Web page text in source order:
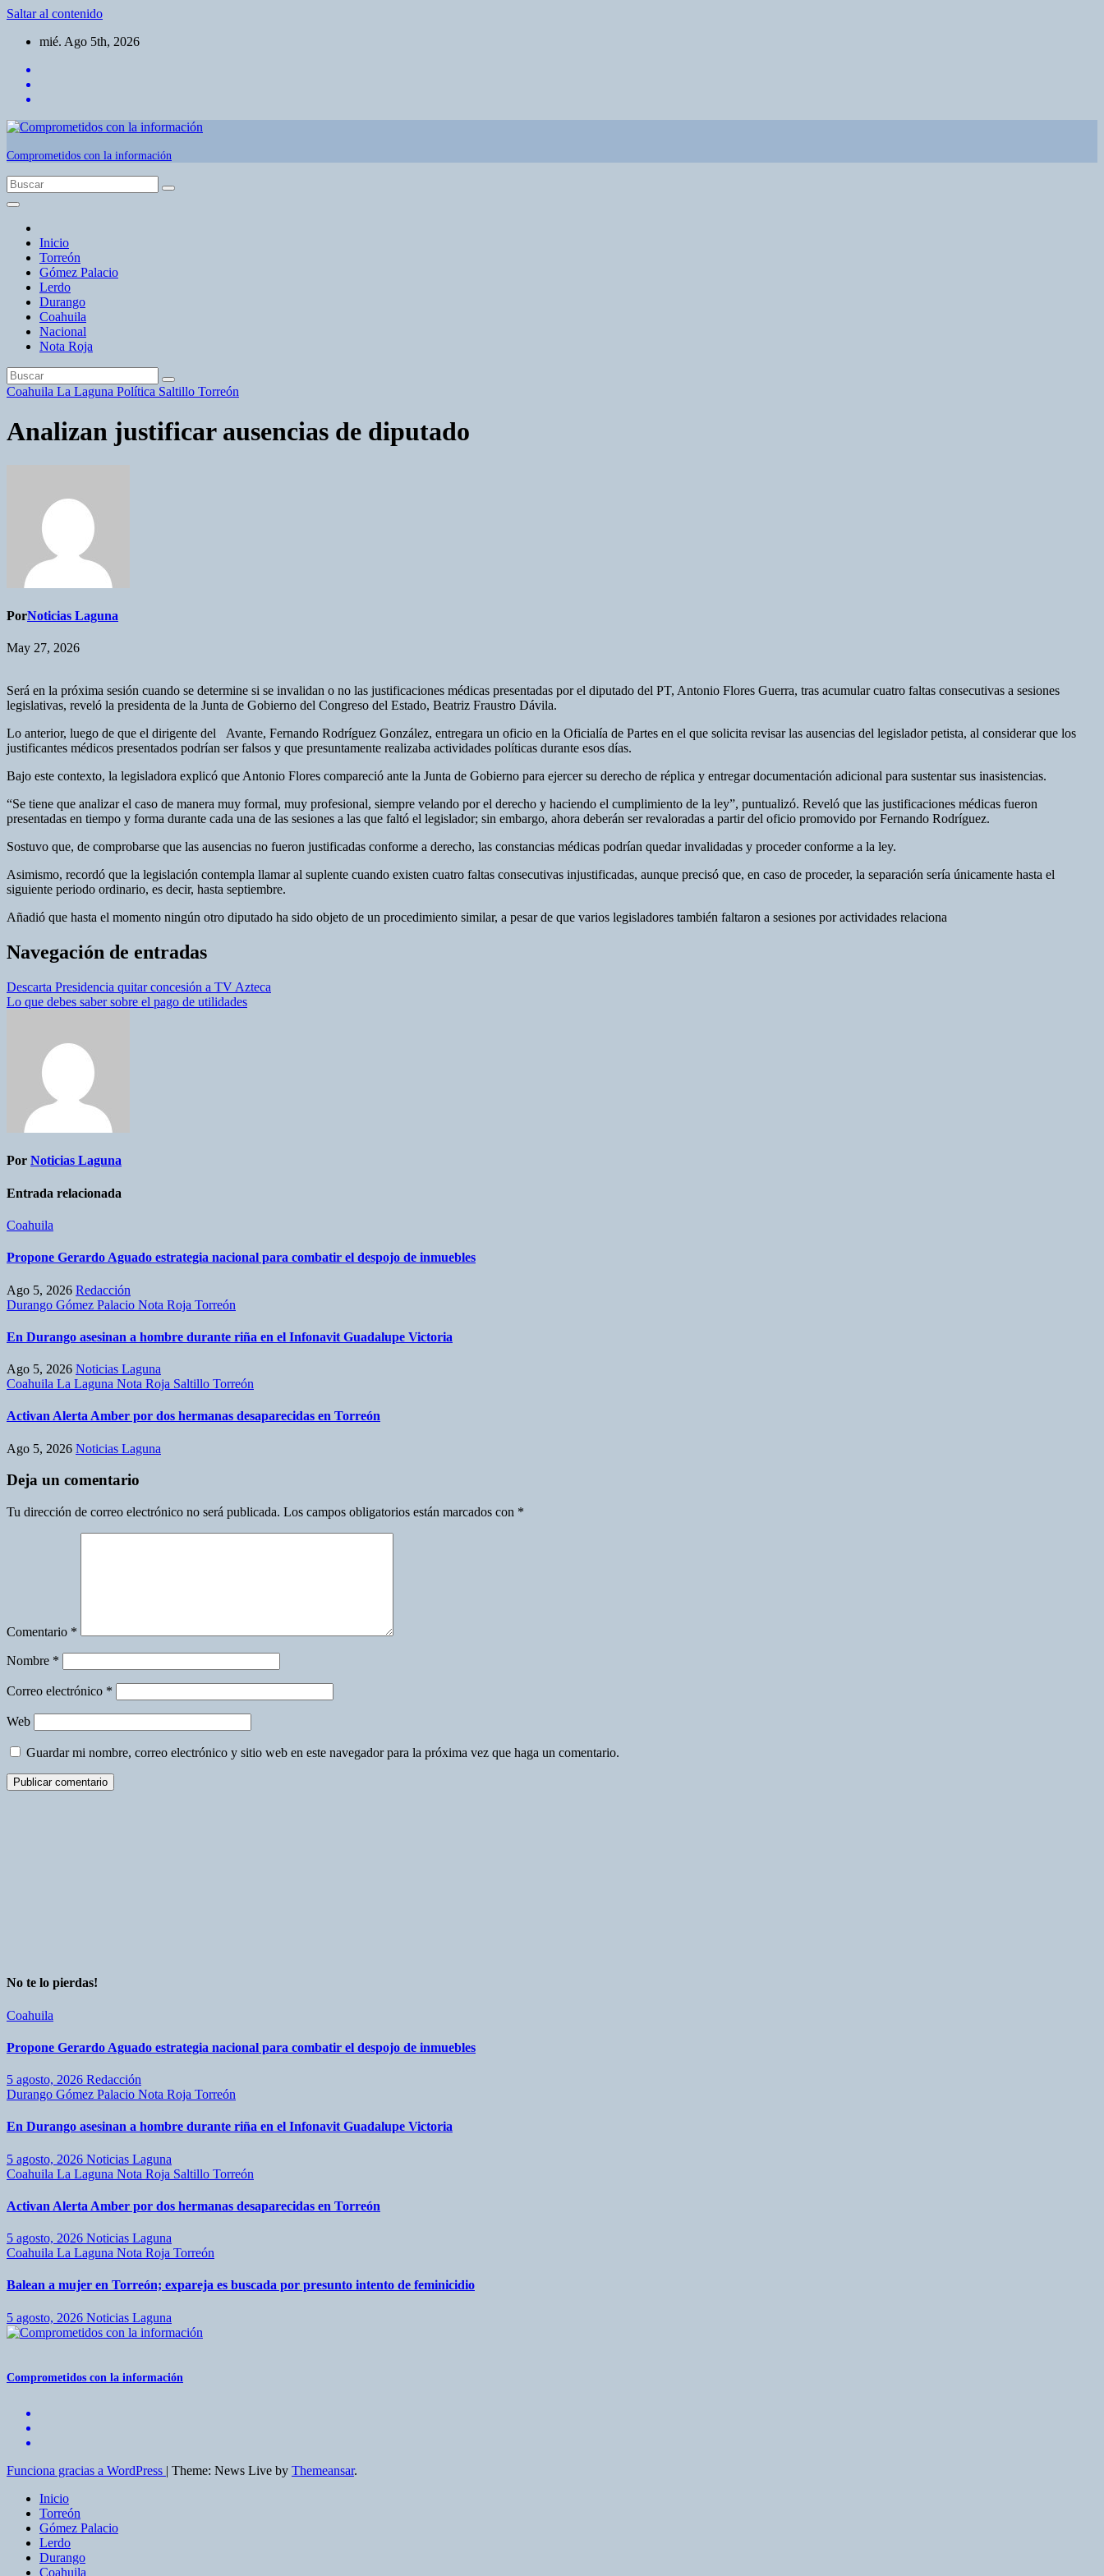
Saltar al contenido
mié. Ago 5th, 2026
Comprometidos con la información
Inicio
Torreón
Gómez Palacio
Lerdo
Durango
Coahuila
Nacional
Nota Roja
Coahuila La Laguna Política Saltillo Torreón
Analizan justificar ausencias de diputado
PorNoticias Laguna
May 27, 2026
Será en la próxima sesión cuando se determine si se invalidan o no las justificaciones médicas presentadas por el diputado del PT, Antonio Flores Guerra, tras acumular cuatro faltas consecutivas a sesiones
legislativas, reveló la presidenta de la Junta de Gobierno del Congreso del Estado, Beatriz Fraustro Dávila.
Lo anterior, luego de que el dirigente del Avante, Fernando Rodríguez González, entregara un oficio en la Oficialía de Partes en el que solicita revisar las ausencias del legislador petista, al considerar que los
justificantes médicos presentados podrían ser falsos y que presuntamente realizaba actividades políticas durante esos días.
Bajo este contexto, la legisladora explicó que Antonio Flores compareció ante la Junta de Gobierno para ejercer su derecho de réplica y entregar documentación adicional para sustentar sus inasistencias.
“Se tiene que analizar el caso de manera muy formal, muy profesional, siempre velando por el derecho y haciendo el cumplimiento de la ley”, puntualizó. Reveló que las justificaciones médicas fueron
presentadas en tiempo y forma durante cada una de las sesiones a las que faltó el legislador; sin embargo, ahora deberán ser revaloradas a partir del oficio promovido por Fernando Rodríguez.
Sostuvo que, de comprobarse que las ausencias no fueron justificadas conforme a derecho, las constancias médicas podrían quedar invalidadas y proceder conforme a la ley.
Asimismo, recordó que la legislación contempla llamar al suplente cuando existen cuatro faltas consecutivas injustificadas, aunque precisó que, en caso de proceder, la separación sería únicamente hasta el
siguiente periodo ordinario, es decir, hasta septiembre.
Añadió que hasta el momento ningún otro diputado ha sido objeto de un procedimiento similar, a pesar de que varios legisladores también faltaron a sesiones por actividades relaciona
Navegación de entradas
Descarta Presidencia quitar concesión a TV Azteca
Lo que debes saber sobre el pago de utilidades
Por Noticias Laguna
Entrada relacionada
Coahuila
Propone Gerardo Aguado estrategia nacional para combatir el despojo de inmuebles
Ago 5, 2026 Redacción
Durango Gómez Palacio Nota Roja Torreón
En Durango asesinan a hombre durante riña en el Infonavit Guadalupe Victoria
Ago 5, 2026 Noticias Laguna
Coahuila La Laguna Nota Roja Saltillo Torreón
Activan Alerta Amber por dos hermanas desaparecidas en Torreón
Ago 5, 2026 Noticias Laguna
Deja un comentario
Tu dirección de correo electrónico no será publicada. Los campos obligatorios están marcados con *
Comentario *
Nombre *
Correo electrónico *
Web
Guardar mi nombre, correo electrónico y sitio web en este navegador para la próxima vez que haga un comentario.
No te lo pierdas!
Coahuila
Propone Gerardo Aguado estrategia nacional para combatir el despojo de inmuebles
5 agosto, 2026 Redacción
Durango Gómez Palacio Nota Roja Torreón
En Durango asesinan a hombre durante riña en el Infonavit Guadalupe Victoria
5 agosto, 2026 Noticias Laguna
Coahuila La Laguna Nota Roja Saltillo Torreón
Activan Alerta Amber por dos hermanas desaparecidas en Torreón
5 agosto, 2026 Noticias Laguna
Coahuila La Laguna Nota Roja Torreón
Balean a mujer en Torreón; expareja es buscada por presunto intento de feminicidio
5 agosto, 2026 Noticias Laguna
Comprometidos con la información
Funciona gracias a WordPress | Theme: News Live by Themeansar.
Inicio
Torreón
Gómez Palacio
Lerdo
Durango
Coahuila